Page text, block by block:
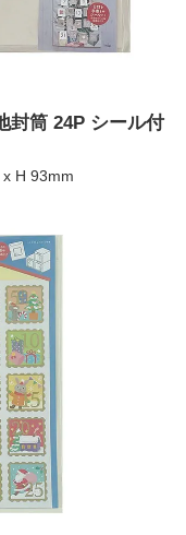
封筒 24P シール付
H 93mm